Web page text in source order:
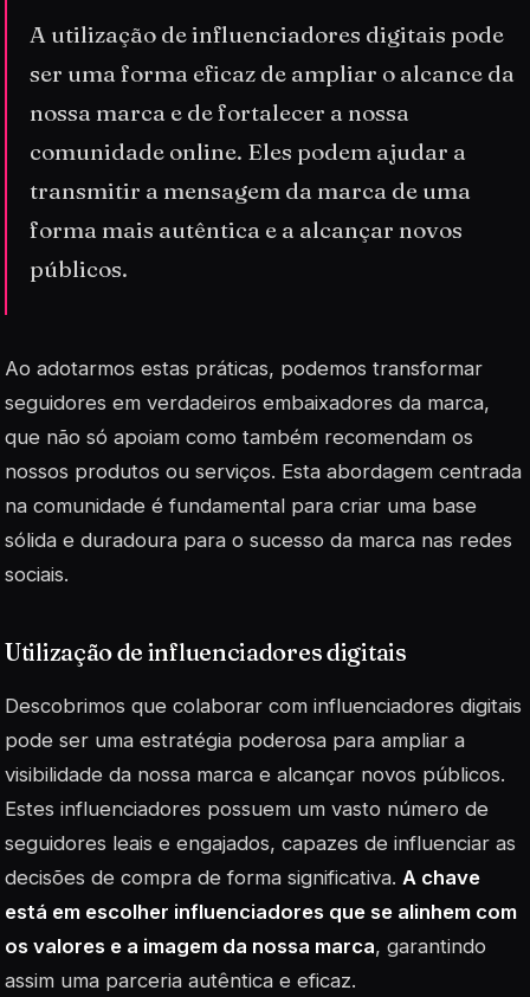
A utilização de influenciadores digitais pode
ser uma forma eficaz de ampliar o alcance da
nossa marca e de fortalecer a nossa
comunidade online. Eles podem ajudar a
transmitir a mensagem da marca de uma
forma mais autêntica e a alcançar novos
públicos.
Ao adotarmos estas práticas, podemos transformar
seguidores em verdadeiros embaixadores da marca,
que não só apoiam como também recomendam os
nossos produtos ou serviços. Esta abordagem centrada
na comunidade é fundamental para criar uma base
sólida e duradoura para o sucesso da marca nas redes
sociais.
Utilização de influenciadores digitais
Descobrimos que colaborar com influenciadores digitais
pode ser uma estratégia poderosa para ampliar a
visibilidade da nossa marca e alcançar novos públicos.
Estes influenciadores possuem um vasto número de
seguidores leais e engajados, capazes de influenciar as
decisões de compra de forma significativa. A chave
está em escolher influenciadores que se alinhem com
os valores e a imagem da nossa marca, garantindo
assim uma parceria autêntica e eficaz.